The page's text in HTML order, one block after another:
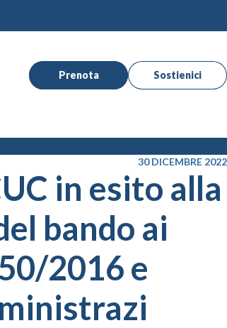
Prenota Sostienici
30 DICEMBRE 2022
in esito alla
bando ai
2016 e